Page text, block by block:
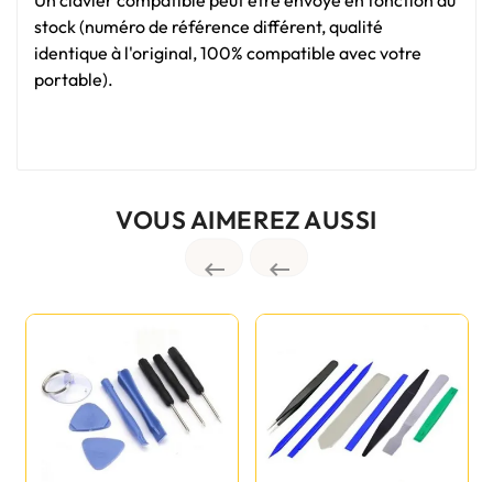
stock (numéro de référence différent, qualité
identique à l'original, 100% compatible avec votre
portable).
VOUS AIMEREZ AUSSI
 